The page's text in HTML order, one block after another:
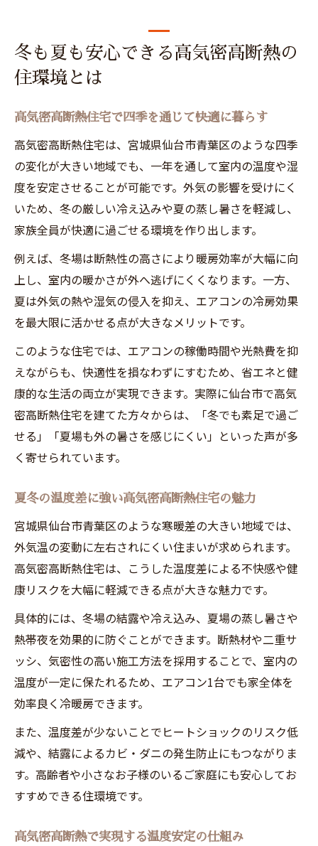
冬も夏も安心できる高気密高断熱の
住環境とは
高気密高断熱住宅で四季を通じて快適に暮らす
高気密高断熱住宅は、宮城県仙台市青葉区のような四季
の変化が大きい地域でも、一年を通して室内の温度や湿
度を安定させることが可能です。外気の影響を受けにく
いため、冬の厳しい冷え込みや夏の蒸し暑さを軽減し、
家族全員が快適に過ごせる環境を作り出します。
例えば、冬場は断熱性の高さにより暖房効率が大幅に向
上し、室内の暖かさが外へ逃げにくくなります。一方、
夏は外気の熱や湿気の侵入を抑え、エアコンの冷房効果
を最大限に活かせる点が大きなメリットです。
このような住宅では、エアコンの稼働時間や光熱費を抑
えながらも、快適性を損なわずにすむため、省エネと健
康的な生活の両立が実現できます。実際に仙台市で高気
密高断熱住宅を建てた方々からは、「冬でも素足で過ご
せる」「夏場も外の暑さを感じにくい」といった声が多
く寄せられています。
夏冬の温度差に強い高気密高断熱住宅の魅力
宮城県仙台市青葉区のような寒暖差の大きい地域では、
外気温の変動に左右されにくい住まいが求められます。
高気密高断熱住宅は、こうした温度差による不快感や健
康リスクを大幅に軽減できる点が大きな魅力です。
具体的には、冬場の結露や冷え込み、夏場の蒸し暑さや
熱帯夜を効果的に防ぐことができます。断熱材や二重サ
ッシ、気密性の高い施工方法を採用することで、室内の
温度が一定に保たれるため、エアコン1台でも家全体を
効率良く冷暖房できます。
また、温度差が少ないことでヒートショックのリスク低
減や、結露によるカビ・ダニの発生防止にもつながりま
す。高齢者や小さなお子様のいるご家庭にも安心してお
すすめできる住環境です。
高気密高断熱で実現する温度安定の仕組み